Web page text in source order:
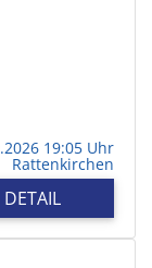
19:05 Uhr
Rattenkirchen
DETAIL